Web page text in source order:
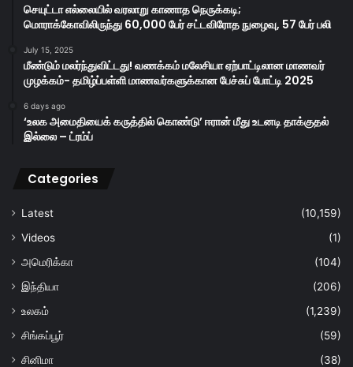
செயுட்டா எல்லையில் வரலாறு காணாத நெருக்கடி;
மொராக்கோவிலிருந்து 60,000 பேர் சட்டவிரோத நுழைவு, 57 பேர் பலி
July 15, 2025
மீண்டும் மலர்ந்துவிட்டது! வணக்கம் மலேசியா ஏற்பாட்டிலான மாணவர்
முழக்கம்- தமிழ்ப்பள்ளி மாணவர்களுக்கான பேச்சுப் போட்டி 2025
6 days ago
‘உலக அமைதியைக் கருத்தில் கொண்டு’ ஈரான் மீது உடனடி தாக்குதல்
இல்லை – ட்ரம்ப்
Categories
Latest
(10,159)
Videos
(1)
அமெரிக்கா
(104)
இந்தியா
(206)
உலகம்
(1,239)
சிங்கப்பூர்
(59)
சினிமா
(38)